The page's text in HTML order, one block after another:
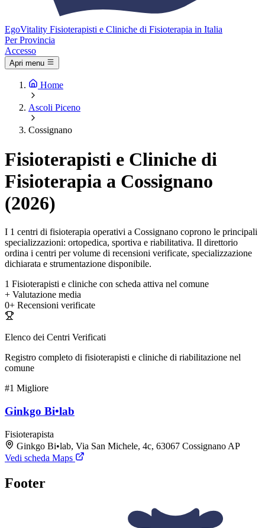
EgoVitality Fisioterapisti e Cliniche di Fisioterapia in Italia
Per Provincia
Accesso
Apri menu
Home
Ascoli Piceno
Cossignano
Fisioterapisti e Cliniche di
Fisioterapia a Cossignano
(2026)
I 1 centri di fisioterapia operativi a Cossignano coprono le principali
specializzazioni: ortopedica, sportiva e riabilitativa. Il direttorio
ordina i centri per volume di recensioni verificate, specializzazione
dichiarata e strumentazione disponibile.
1 Fisioterapisti e cliniche con scheda attiva nel comune
+ Valutazione media
0+ Recensioni verificate
Elenco dei Centri Verificati
Registro completo di fisioterapisti e cliniche di riabilitazione nel
comune
#1 Migliore
Ginkgo Bi•lab
Fisioterapista
Ginkgo Bi•lab, Via San Michele, 4c, 63067 Cossignano AP
Vedi scheda Maps
Footer